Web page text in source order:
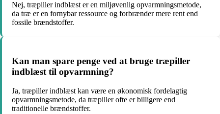
Nej, træpiller indblæst er en miljøvenlig opvarmningsmetode,
da træ er en fornybar ressource og forbrænder mere rent end
fossile brændstoffer.
Kan man spare penge ved at bruge træpiller
indblæst til opvarmning?
Ja, træpiller indblæst kan være en økonomisk fordelagtig
opvarmningsmetode, da træpiller ofte er billigere end
traditionelle brændstoffer.